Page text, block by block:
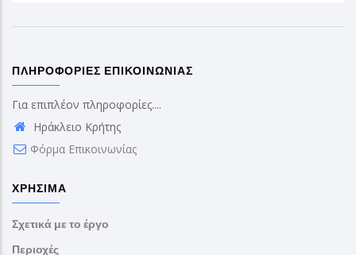
ΠΛΗΡΟΦΟΡΊΕΣ ΕΠΙΚΟΙΝΩΝΊΑΣ
Για επιπλέον πληροφορίες....
Ηράκλειο Κρήτης
Φόρμα Επικοινωνίας
ΧΡΉΣΙΜΑ
Σχετικά με το έργο
Περιοχές